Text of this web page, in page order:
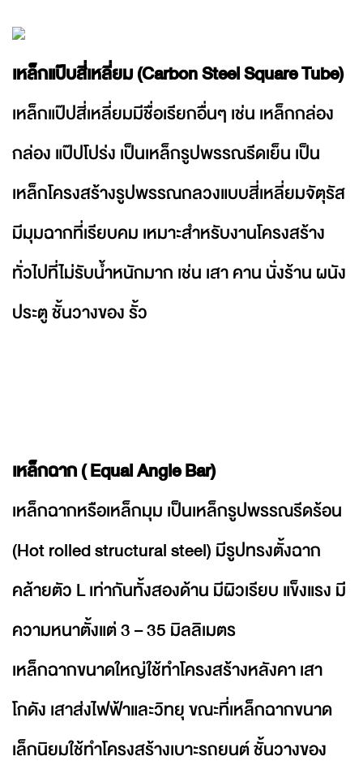
เหล็กแป๊บสี่เหลี่ยม (Carbon Steel Square Tube)
เหล็กแป๊ปสี่เหลี่ยมมีชื่อเรียกอื่นๆ เช่น เหล็กกล่อง
กล่อง แป๊ปโปร่ง เป็นเหล็กรูปพรรณรีดเย็น เป็น
เหล็กโครงสร้างรูปพรรณกลวงแบบสี่เหลี่ยมจัตุรัส
มีมุมฉากที่เรียบคม เหมาะสำหรับงานโครงสร้าง
ทั่วไปที่ไม่รับน้ำหนักมาก เช่น เสา คาน นั่งร้าน ผนัง
ประตู ชั้นวางของ รั้ว
เหล็กฉาก ( Equal Angle Bar)
เหล็กฉากหรือเหล็กมุม เป็นเหล็กรูปพรรณรีดร้อน
(Hot rolled structural steel) มีรูปทรงตั้งฉาก
คล้ายตัว L เท่ากันทั้งสองด้าน มีผิวเรียบ แข็งแรง มี
ความหนาตั้งแต่ 3 – 35 มิลลิเมตร
เหล็กฉากขนาดใหญ่ใช้ทำโครงสร้างหลังคา เสา
โกดัง เสาส่งไฟฟ้าและวิทยุ ขณะที่เหล็กฉากขนาด
เล็กนิยมใช้ทำโครงสร้างเบาะรถยนต์ ชั้นวางของ